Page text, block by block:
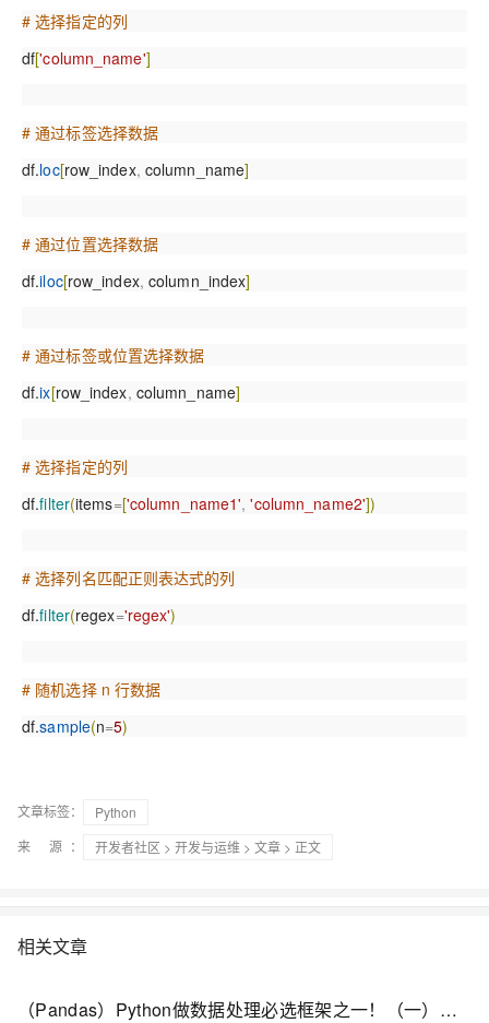
# 选择指定的列
df['column_name']
# 通过标签选择数据
df.loc[row_index, column_name]
# 通过位置选择数据
df.iloc[row_index, column_index]
# 通过标签或位置选择数据
df.ix[row_index, column_name]
# 选择指定的列
df.filter(items=['column_name1', 'column_name2'])
# 选择列名匹配正则表达式的列
df.filter(regex='regex')
# 随机选择 n 行数据
df.sample(n=5)
文章标签：
Python
来 源：
开发者社区 > 开发与运维 > 文章 > 正文
相关文章
（Pandas）Python做数据处理必选框架之一！（一）：介绍Pandas中的两个数据结构；刨析Series：如何访问数据；数据去重、取众数、总和、标准差、方差、平均值等；判断缺失值、获取索引...